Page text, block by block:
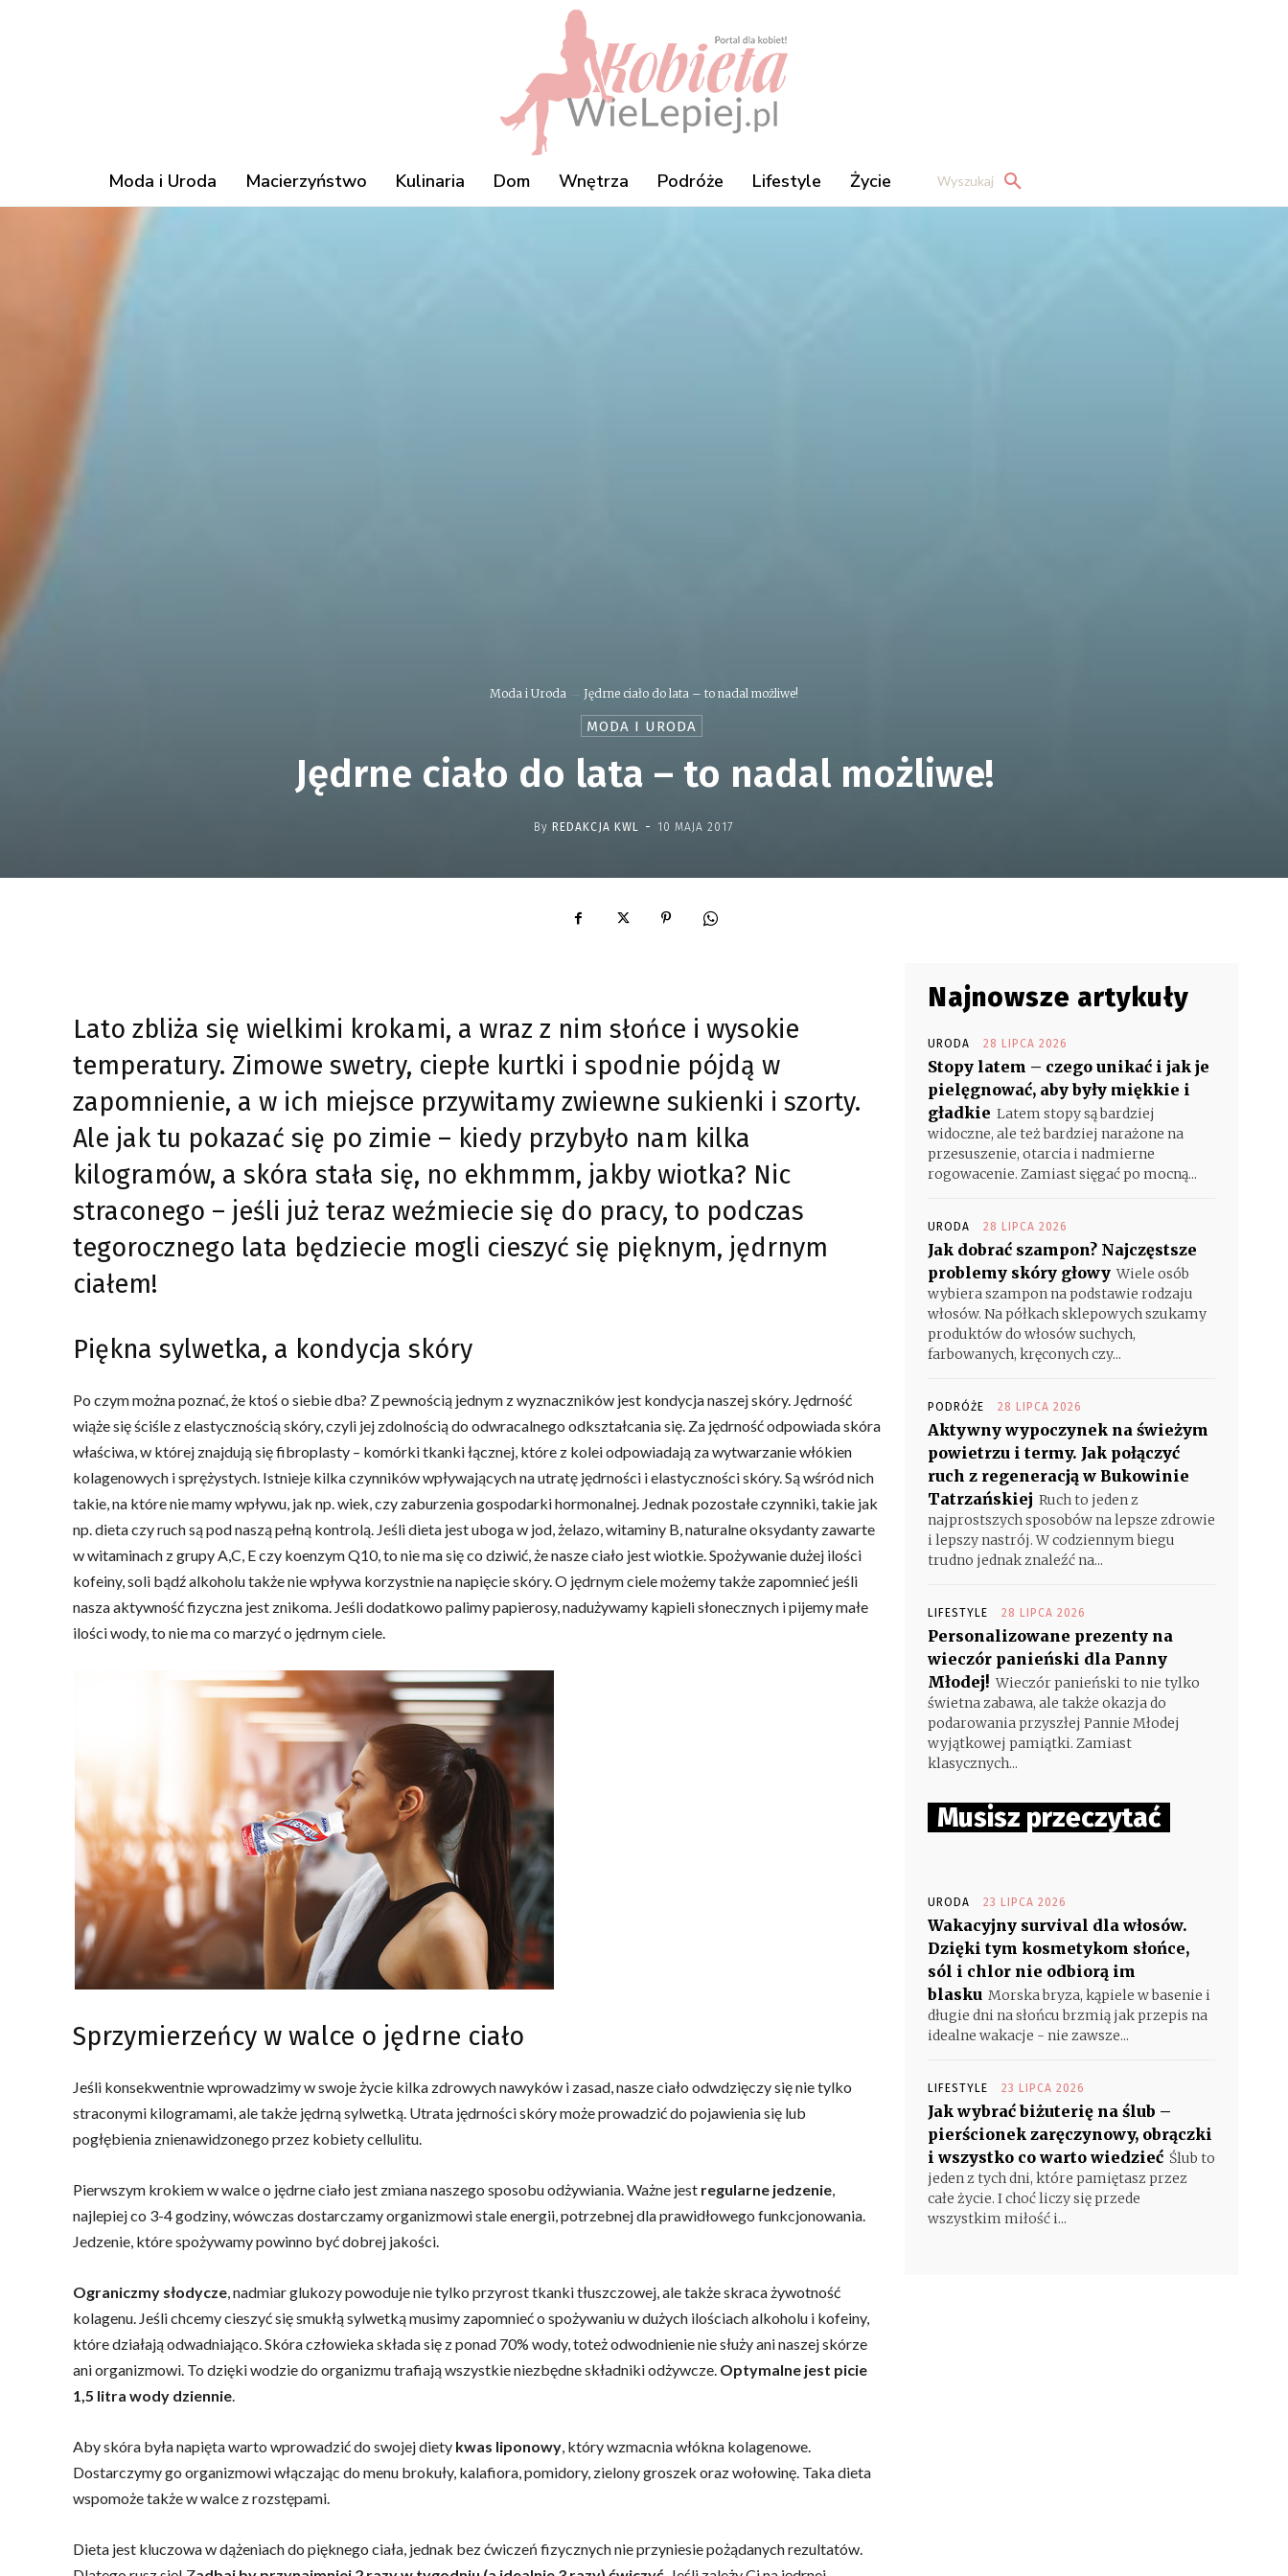
Moda i Uroda Macierzyństwo Kulinaria Dom Wnętrza Podróże Lifestyle Życie Wyszukaj
Moda i Uroda Jędrne ciało do lata – to nadal możliwe!
MODA I URODA
Jędrne ciało do lata – to nadal możliwe!
By REDAKCJA KWL - 10 MAJA 2017
Lato zbliża się wielkimi krokami, a wraz z nim słońce i wysokie
temperatury. Zimowe swetry, ciepłe kurtki i spodnie pójdą w
zapomnienie, a w ich miejsce przywitamy zwiewne sukienki i szorty.
Ale jak tu pokazać się po zimie – kiedy przybyło nam kilka
kilogramów, a skóra stała się, no ekhmmm, jakby wiotka? Nic
straconego – jeśli już teraz weźmiecie się do pracy, to podczas
tegorocznego lata będziecie mogli cieszyć się pięknym, jędrnym
ciałem!
Piękna sylwetka, a kondycja skóry
Po czym można poznać, że ktoś o siebie dba? Z pewnością jednym z wyznaczników jest kondycja naszej skóry. Jędrność
wiąże się ściśle z elastycznością skóry, czyli jej zdolnością do odwracalnego odkształcania się. Za jędrność odpowiada skóra
właściwa, w której znajdują się fibroplasty – komórki tkanki łącznej, które z kolei odpowiadają za wytwarzanie włókien
kolagenowych i sprężystych. Istnieje kilka czynników wpływających na utratę jędrności i elastyczności skóry. Są wśród nich
takie, na które nie mamy wpływu, jak np. wiek, czy zaburzenia gospodarki hormonalnej. Jednak pozostałe czynniki, takie jak
np. dieta czy ruch są pod naszą pełną kontrolą. Jeśli dieta jest uboga w jod, żelazo, witaminy B, naturalne oksydanty zawarte
w witaminach z grupy A,C, E czy koenzym Q10, to nie ma się co dziwić, że nasze ciało jest wiotkie. Spożywanie dużej ilości
kofeiny, soli bądź alkoholu także nie wpływa korzystnie na napięcie skóry. O jędrnym ciele możemy także zapomnieć jeśli
nasza aktywność fizyczna jest znikoma. Jeśli dodatkowo palimy papierosy, nadużywamy kąpieli słonecznych i pijemy małe
ilości wody, to nie ma co marzyć o jędrnym ciele.
Sprzymierzeńcy w walce o jędrne ciało
Jeśli konsekwentnie wprowadzimy w swoje życie kilka zdrowych nawyków i zasad, nasze ciało odwdzięczy się nie tylko
straconymi kilogramami, ale także jędrną sylwetką. Utrata jędrności skóry może prowadzić do pojawienia się lub
pogłębienia znienawidzonego przez kobiety cellulitu.
Pierwszym krokiem w walce o jędrne ciało jest zmiana naszego sposobu odżywiania. Ważne jest regularne jedzenie,
najlepiej co 3-4 godziny, wówczas dostarczamy organizmowi stale energii, potrzebnej dla prawidłowego funkcjonowania.
Jedzenie, które spożywamy powinno być dobrej jakości.
Ograniczmy słodycze, nadmiar glukozy powoduje nie tylko przyrost tkanki tłuszczowej, ale także skraca żywotność
kolagenu. Jeśli chcemy cieszyć się smukłą sylwetką musimy zapomnieć o spożywaniu w dużych ilościach alkoholu i kofeiny,
które działają odwadniająco. Skóra człowieka składa się z ponad 70% wody, toteż odwodnienie nie służy ani naszej skórze
ani organizmowi. To dzięki wodzie do organizmu trafiają wszystkie niezbędne składniki odżywcze. Optymalne jest picie
1,5 litra wody dziennie.
Aby skóra była napięta warto wprowadzić do swojej diety kwas liponowy, który wzmacnia włókna kolagenowe.
Dostarczymy go organizmowi włączając do menu brokuły, kalafiora, pomidory, zielony groszek oraz wołowinę. Taka dieta
wspomoże także w walce z rozstępami.
Dieta jest kluczowa w dążeniach do pięknego ciała, jednak bez ćwiczeń fizycznych nie przyniesie pożądanych rezultatów.
Najnowsze artykuły
URODA 28 LIPCA 2026
Stopy latem – czego unikać i jak je
pielęgnować, aby były miękkie i
gładkie Latem stopy są bardziej
widoczne, ale też bardziej narażone na
przesuszenie, otarcia i nadmierne
rogowacenie. Zamiast sięgać po mocną...
URODA 28 LIPCA 2026
Jak dobrać szampon? Najczęstsze
problemy skóry głowy Wiele osób
wybiera szampon na podstawie rodzaju
włosów. Na półkach sklepowych szukamy
produktów do włosów suchych,
farbowanych, kręconych czy...
PODRÓŻE 28 LIPCA 2026
Aktywny wypoczynek na świeżym
powietrzu i termy. Jak połączyć
ruch z regeneracją w Bukowinie
Tatrzańskiej Ruch to jeden z
najprostszych sposobów na lepsze zdrowie
i lepszy nastrój. W codziennym biegu
trudno jednak znaleźć na...
LIFESTYLE 28 LIPCA 2026
Personalizowane prezenty na
wieczór panieński dla Panny
Młodej! Wieczór panieński to nie tylko
świetna zabawa, ale także okazja do
podarowania przyszłej Pannie Młodej
wyjątkowej pamiątki. Zamiast
klasycznych...
Musisz przeczytać
URODA 23 LIPCA 2026
Wakacyjny survival dla włosów.
Dzięki tym kosmetykom słońce,
sól i chlor nie odbiorą im
blasku Morska bryza, kąpiele w basenie i
długie dni na słońcu brzmią jak przepis na
idealne wakacje - nie zawsze...
LIFESTYLE 23 LIPCA 2026
Jak wybrać biżuterię na ślub –
pierścionek zaręczynowy, obrączki
i wszystko co warto wiedzieć Ślub to
jeden z tych dni, które pamiętasz przez
całe życie. I choć liczy się przede
wszystkim miłość i...